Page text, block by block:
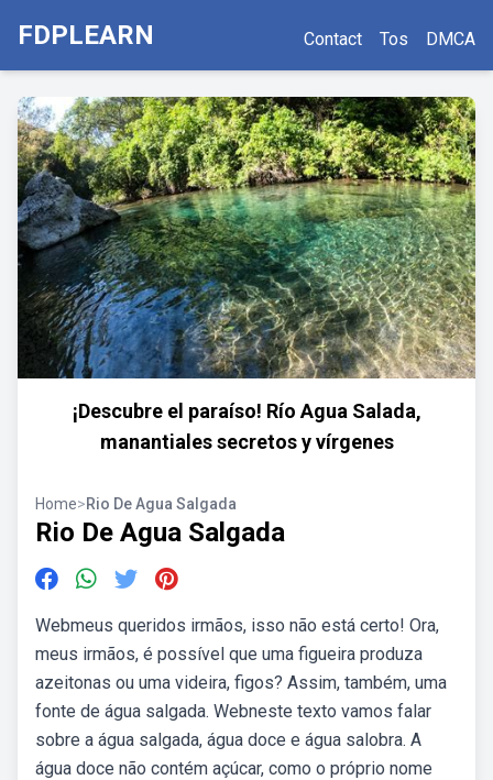
FDPLEARN Contact Tos DMCA
¡Descubre el paraíso! Río Agua Salada,
manantiales secretos y vírgenes
Home>Rio De Agua Salgada
Rio De Agua Salgada
Webmeus queridos irmãos, isso não está certo! Ora,
meus irmãos, é possível que uma figueira produza
azeitonas ou uma videira, figos? Assim, também, uma
fonte de água salgada. Webneste texto vamos falar
sobre a água salgada, água doce e água salobra. A
água doce não contém açúcar, como o próprio nome